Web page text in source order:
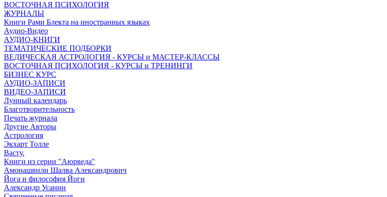
ВОСТОЧНАЯ ПСИХОЛОГИЯ
ЖУРНАЛЫ
Книги Рами Блекта на иностранных языках
Аудио-Видео
АУДИО-КНИГИ
ТЕМАТИЧЕСКИЕ ПОДБОРКИ
ВЕДИЧЕСКАЯ АСТРОЛОГИЯ - КУРСЫ и МАСТЕР-КЛАССЫ
ВОСТОЧНАЯ ПСИХОЛОГИЯ - КУРСЫ и ТРЕНИНГИ
БИЗНЕС КУРС
АУДИО-ЗАПИСИ
ВИДЕО-ЗАПИСИ
Лунный календарь
Благотворительность
Печать журнала
Другие Aвторы
Астрология
Экхарт Толле
Васту.
Книги из серии "Аюрведа"
Амонашвили Шалва Александрович
Йога и философия Йоги
Александр Усанин